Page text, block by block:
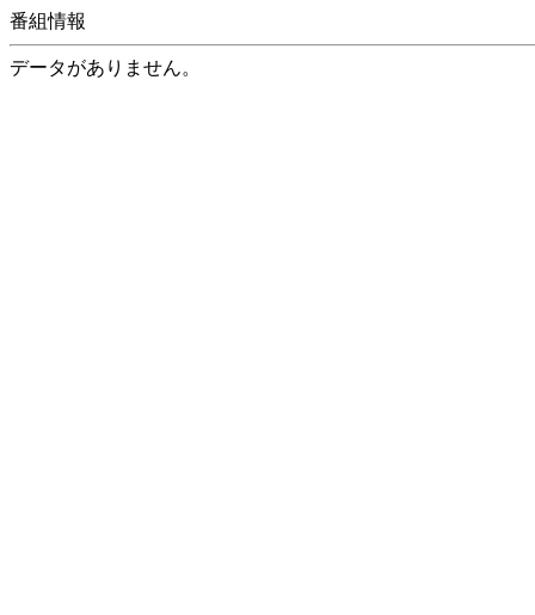
番組情報
データがありません。